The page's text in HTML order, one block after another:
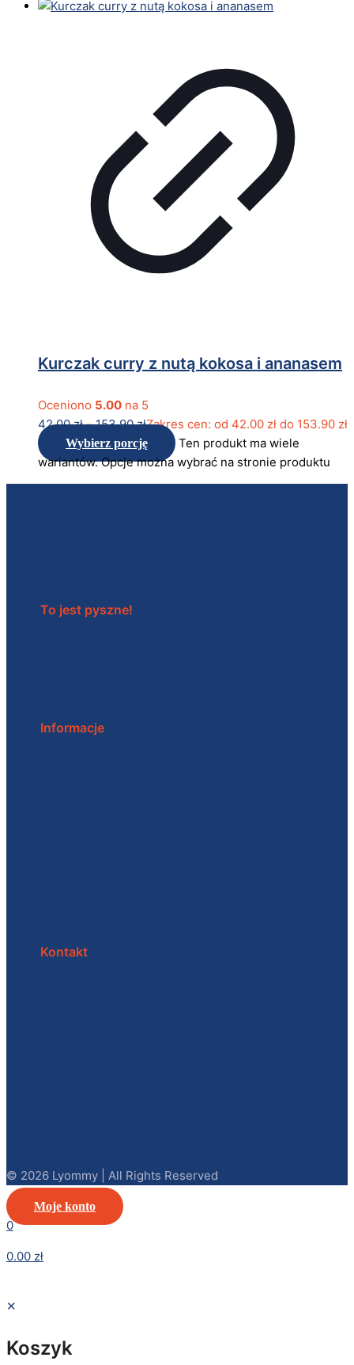
Kurczak curry z nutą kokosa i ananasem
Oceniono 5.00 na 5
42.00zł – 153.90złZakres cen: od 42.00 zł do 153.90 zł
Wybierz porcję
Ten produkt ma wiele
wariantów. Opcje można wybrać na stronie produktu
To jest pyszne!
Informacje
Kontakt
© 2026 Lyommy | All Rights Reserved
Moje konto
0
0.00 zł
✕
Koszyk